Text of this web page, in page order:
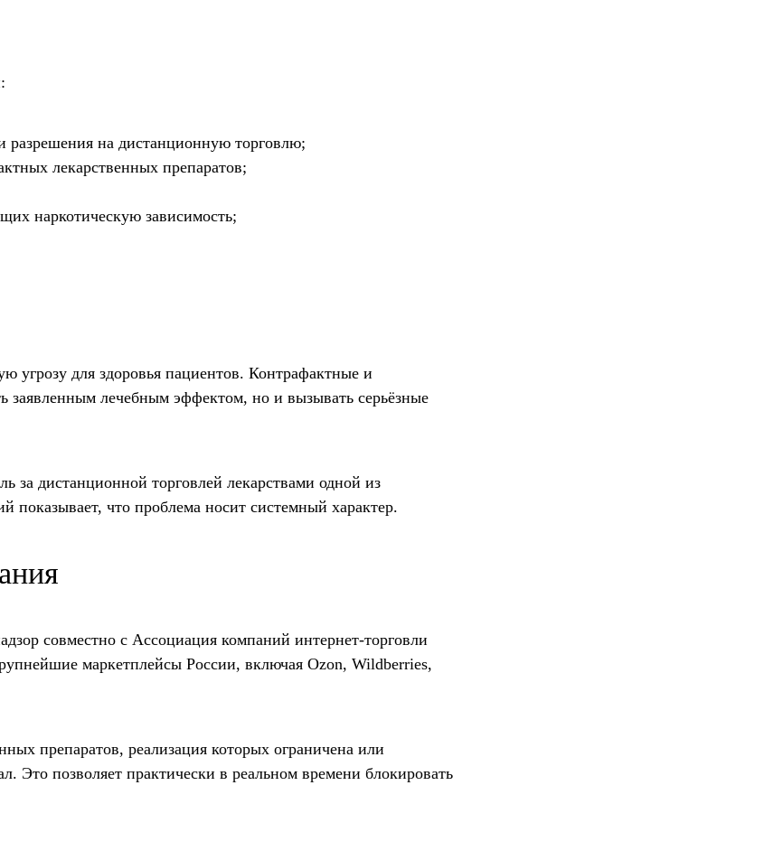
разрешения на дистанционную торговлю;
лекарственных препаратов;
наркотическую зависимость;
угрозу для здоровья пациентов. Контрафактные и
заявленным лечебным эффектом, но и вызывать серьёзные
за дистанционной торговлей лекарствами одной из
что проблема носит системный характер.
совместно с Ассоциация компаний интернет-торговли
маркетплейсы России, включая Ozon, Wildberries,
препаратов, реализация которых ограничена или
Это позволяет практически в реальном времени блокировать